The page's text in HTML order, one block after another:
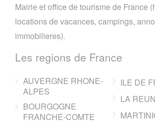
Mairie et office de tourisme de France
locations de vacances, campings,
immobilieres).
Les regions de France
AUVERGNE RHONE-
ALPES
BOURGOGNE
FRANCHE-COMTE
ILE DE
LA